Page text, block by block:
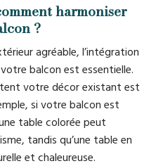
harmoniser
?
agréable, l’intégration
balcon est essentielle.
votre décor existant est
si votre balcon est
table colorée peut
tandis qu’une table en
et chaleureuse.